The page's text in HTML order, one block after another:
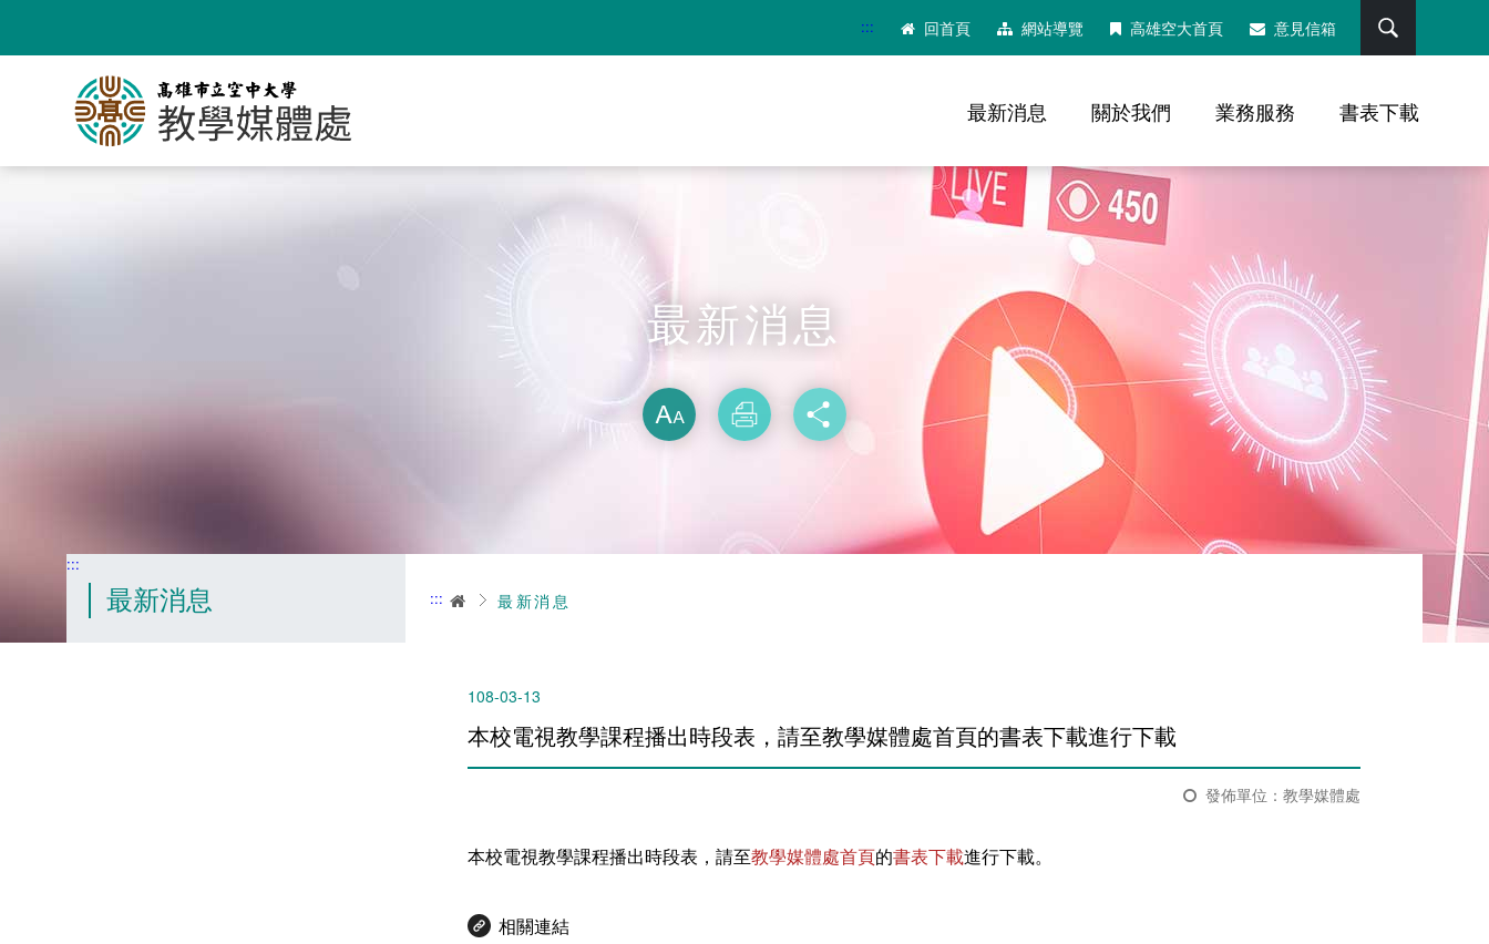
要
::: 回首頁 網站導覽 高雄空大首頁 意見信箱
最新消息 關於我們 業務服務 書表下載
最新消息
略過字型切換，社群分享工具列
放大
列印
:::
最新消息 ::: 首頁最新消息
108-03-13
本校電視教學課程播出時段表，請至教學媒體處首頁的書表下載進行下載
發佈單位：教學媒體處
本校電視教學課程播出時段表，請至教學媒體處首頁的書表下載進行下載。
相關連結